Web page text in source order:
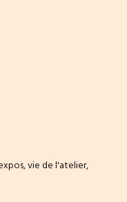
vie de l'atelier,